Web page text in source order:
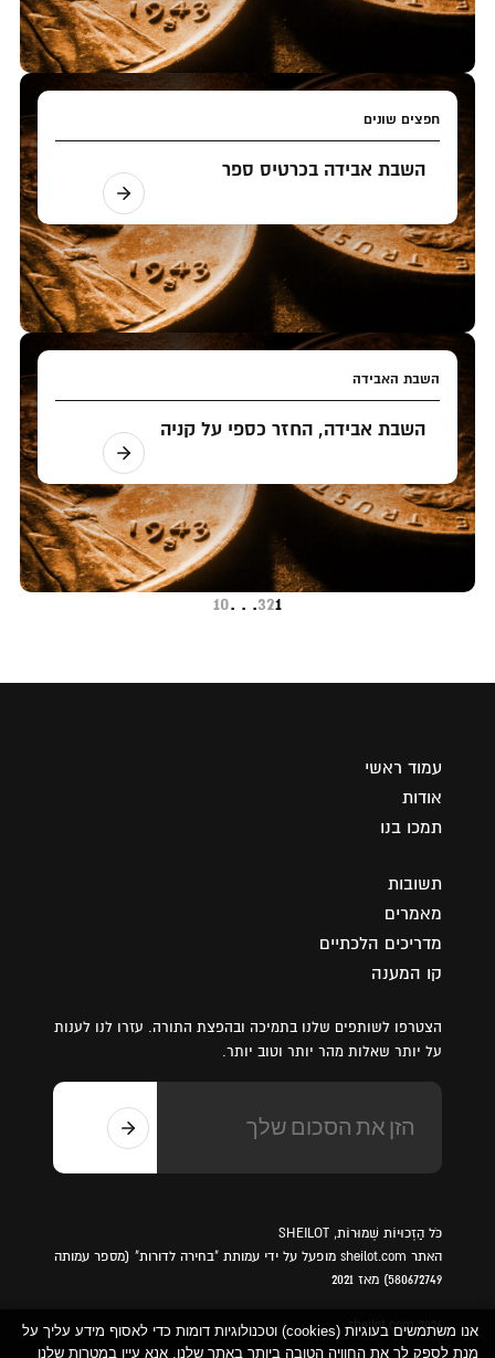
חפצים שונים
השבת אבידה בכרטיס ספר
השבת האבידה
השבת אבידה, החזר כספי על קניה
1
2
3
. . .
10
עמוד ראשי
אודות
תמכו בנו
תשובות
מאמרים
מדריכים הלכתיים
קו המענה
הצטרפו לשותפים שלנו בתמיכה ובהפצת התורה. עזרו לנו לענות
על יותר שאלות מהר יותר וטוב יותר.
כֹּל הַזְכוּיוֹת שְׁמוּרוֹת, SHEILOT
האתר sheilot.com מופעל על ידי עמותת "בחירה לדורות" (מספר עמותה
580672749) מאז 2021
sheilot.com 2026
אנו משתמשים בעוגיות (cookies) וטכנולוגיות דומות כדי לאסוף מידע עליך על
מנת לספק לך את החוויה הטובה ביותר באתר שלנו. אנא עיין במטרות שלנו